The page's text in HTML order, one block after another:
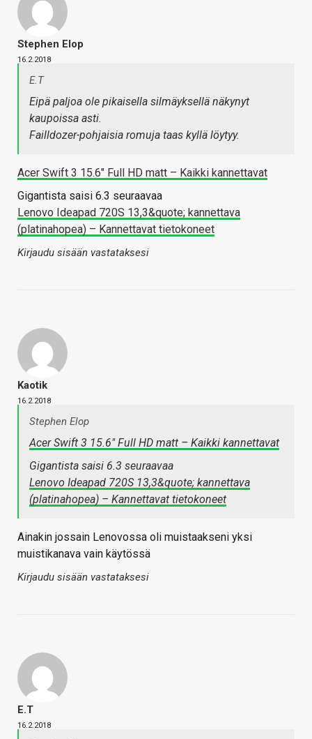
Stephen Elop
16.2.2018
E.T
Eipä paljoa ole pikaisella silmäyksellä näkynyt
kaupoissa asti.
Failldozer-pohjaisia romuja taas kyllä löytyy.
Acer Swift 3 15.6" Full HD matt – Kaikki kannettavat
Gigantista saisi 6.3 seuraavaa
Lenovo Ideapad 720S 13,3&quote; kannettava
(platinahopea) – Kannettavat tietokoneet
Kirjaudu sisään vastataksesi
Kaotik
16.2.2018
Stephen Elop
Acer Swift 3 15.6" Full HD matt – Kaikki kannettavat
Gigantista saisi 6.3 seuraavaa
Lenovo Ideapad 720S 13,3&quote; kannettava
(platinahopea) – Kannettavat tietokoneet
Ainakin jossain Lenovossa oli muistaakseni yksi
muistikanava vain käytössä
Kirjaudu sisään vastataksesi
E.T
16.2.2018